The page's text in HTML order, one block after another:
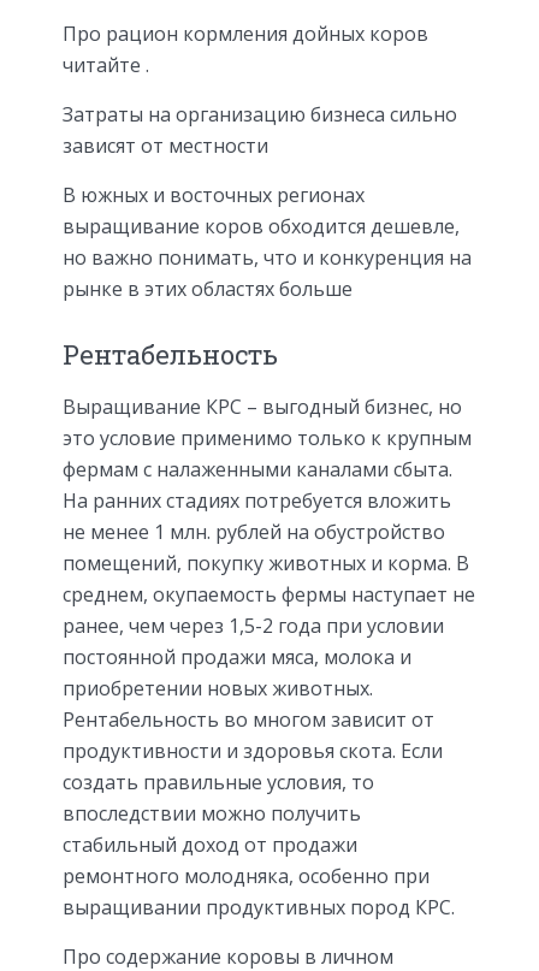
Про рацион кормления дойных коров
читайте .
Затраты на организацию бизнеса сильно
зависят от местности
В южных и восточных регионах
выращивание коров обходится дешевле,
но важно понимать, что и конкуренция на
рынке в этих областях больше
Рентабельность
Выращивание КРС – выгодный бизнес, но
это условие применимо только к крупным
фермам с налаженными каналами сбыта.
На ранних стадиях потребуется вложить
не менее 1 млн. рублей на обустройство
помещений, покупку животных и корма. В
среднем, окупаемость фермы наступает не
ранее, чем через 1,5-2 года при условии
постоянной продажи мяса, молока и
приобретении новых животных.
Рентабельность во многом зависит от
продуктивности и здоровья скота. Если
создать правильные условия, то
впоследствии можно получить
стабильный доход от продажи
ремонтного молодняка, особенно при
выращивании продуктивных пород КРС.
Про содержание коровы в личном